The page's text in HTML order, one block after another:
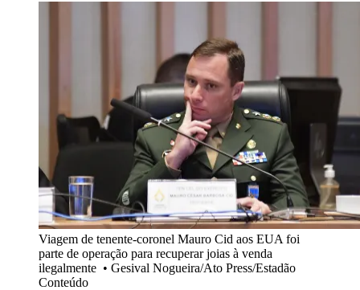
Viagem de tenente-coronel Mauro Cid aos EUA foi
parte de operação para recuperar joias à venda
ilegalmente • Gesival Nogueira/Ato Press/Estadão
Conteúdo